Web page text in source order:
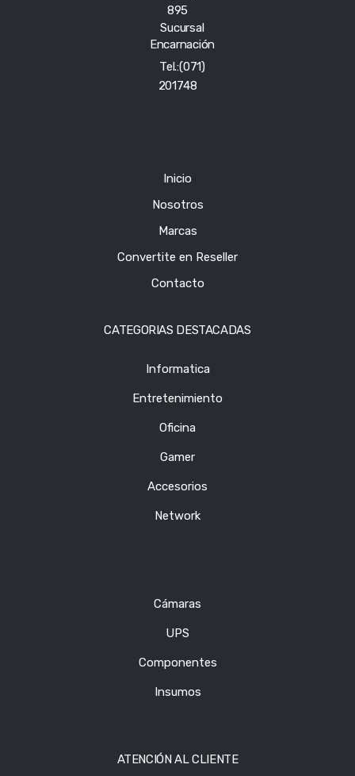
895
Sucursal
Encarnación
Tel.:(071)
201748
Inicio
Nosotros
Marcas
Convertite en Reseller
Contacto
CATEGORIAS DESTACADAS
Informatica
Entretenimiento
Oficina
Gamer
Accesorios
Network
Cámaras
UPS
Componentes
Insumos
ATENCIÓN AL CLIENTE